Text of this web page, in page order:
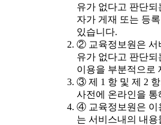
유가 없다고 판단
자가 게재 또는 등
있습니다.
② 교육정보원은 서
유가 없다고 판단
이용을 부분적으로
③ 제 1 항 및 제 2
사전에 온라인을 통
④ 교육정보원은 이
는 서비스내의 내